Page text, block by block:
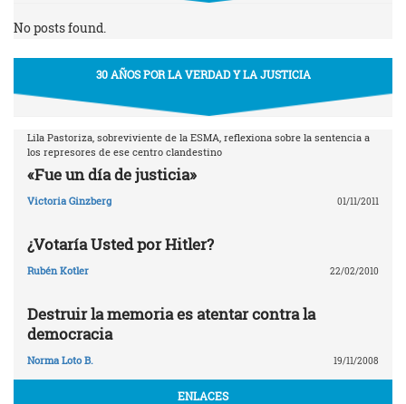
No posts found.
30 AÑOS POR LA VERDAD Y LA JUSTICIA
Lila Pastoriza, sobreviviente de la ESMA, reflexiona sobre la sentencia a
los represores de ese centro clandestino
«Fue un día de justicia»
Victoria Ginzberg 01/11/2011
¿Votaría Usted por Hitler?
Rubén Kotler 22/02/2010
Destruir la memoria es atentar contra la
democracia
Norma Loto B. 19/11/2008
ENLACES